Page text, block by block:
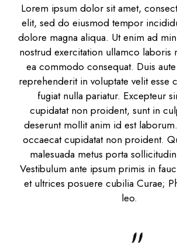
Lorem ipsum dolor sit amet,
elit, sed do eiusmod tempor
dolore magna aliqua. Ut enim ad
nostrud exercitation ullamco laboris
ea commodo consequat. Duis
reprehenderit in voluptate velit esse
fugiat nulla pariatur. Excepteur
cupidatat non proident, sunt in
deserunt mollit anim id est
occaecat cupidatat non proident.
malesuada metus porta
Vestibulum ante ipsum primis in
et ultrices posuere cubilia Curae;
leo.